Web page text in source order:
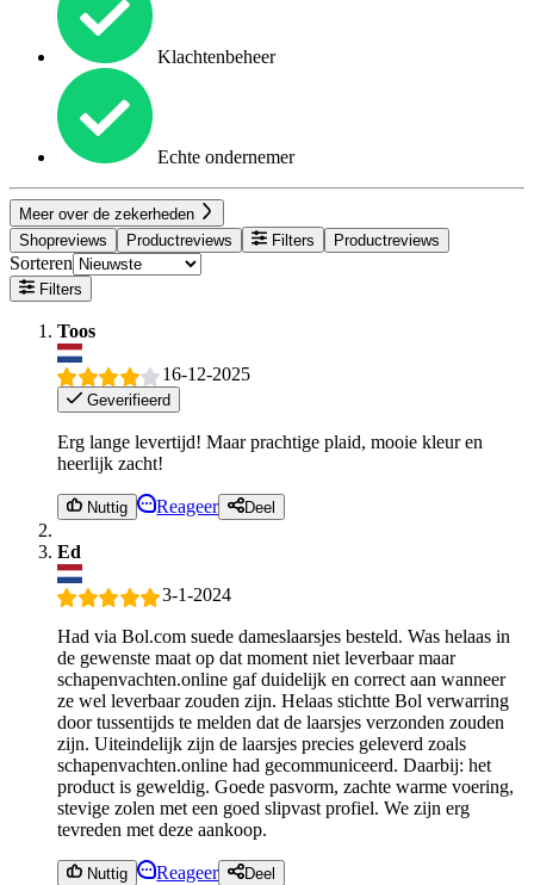
Klachtenbeheer
Echte ondernemer
Meer over de zekerheden
Shopreviews
Productreviews Filters Productreviews
Sorteren
Filters
Toos
16-12-2025
Geverifieerd
Erg lange levertijd! Maar prachtige plaid, mooie kleur en
heerlijk zacht!
Nuttig Reageer Deel
Ed
3-1-2024
Had via Bol.com suede dameslaarsjes besteld. Was helaas in
de gewenste maat op dat moment niet leverbaar maar
schapenvachten.online gaf duidelijk en correct aan wanneer
ze wel leverbaar zouden zijn. Helaas stichtte Bol verwarring
door tussentijds te melden dat de laarsjes verzonden zouden
zijn. Uiteindelijk zijn de laarsjes precies geleverd zoals
schapenvachten.online had gecommuniceerd. Daarbij: het
product is geweldig. Goede pasvorm, zachte warme voering,
stevige zolen met een goed slipvast profiel. We zijn erg
tevreden met deze aankoop.
Nuttig Reageer Deel